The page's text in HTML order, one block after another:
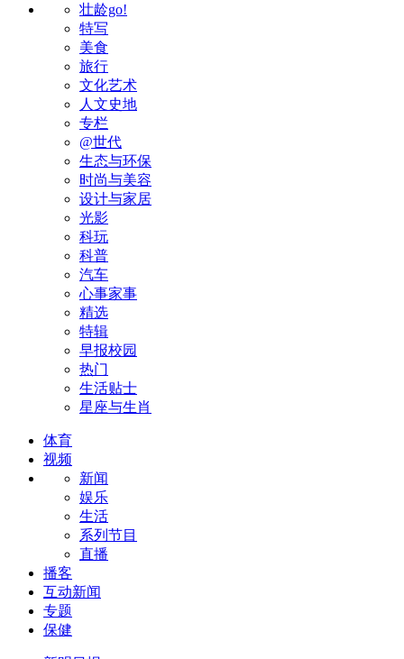
壮龄go!
特写
美食
旅行
文化艺术
人文史地
专栏
@世代
生态与环保
时尚与美容
设计与家居
光影
科玩
科普
汽车
心事家事
精选
特辑
早报校园
热门
生活贴士
星座与生肖
体育
视频
新闻
娱乐
生活
系列节目
直播
播客
互动新闻
专题
保健